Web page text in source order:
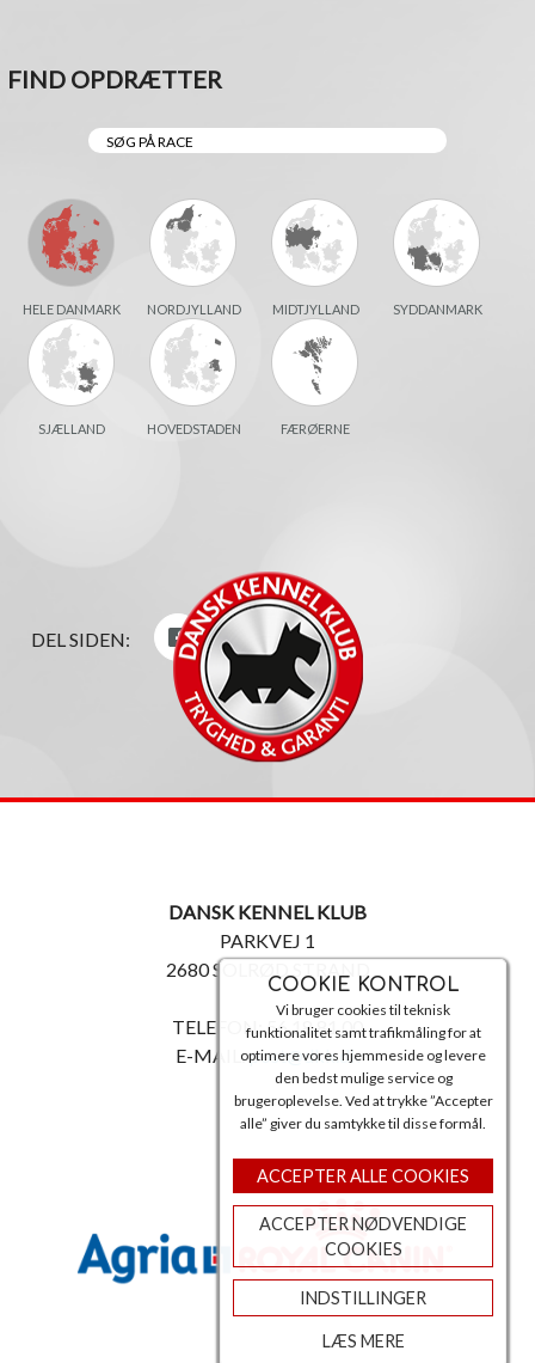
COOKIE KONTROL
Vi bruger cookies til teknisk
funktionalitet samt trafikmåling for at
optimere vores hjemmeside og levere
den bedst mulige service og
brugeroplevelse. Ved at trykke ”Accepter
alle” giver du samtykke til disse formål.
ACCEPTER ALLE COOKIES
ACCEPTER NØDVENDIGE
COOKIES
INDSTILLINGER
LÆS MERE
FIND OPDRÆTTER
HELE DANMARK NORDJYLLAND MIDTJYLLAND SYDDANMARK
SJÆLLAND HOVEDSTADEN FÆRØERNE
DEL SIDEN:
DANSK KENNEL KLUB
PARKVEJ 1
2680 SOLRØD STRAND
TELEFON: 56 18 81 00
E-MAIL:post@dkk.dk